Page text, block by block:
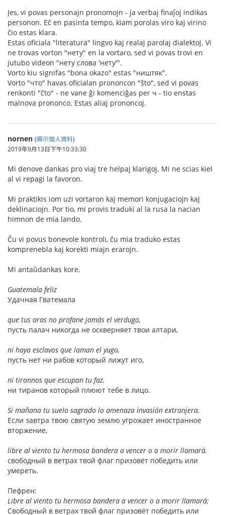
Jes, vi povas personajn pronomojn - ja verbaj finaĵoj indikas
personon. Eĉ en pasinta tempo, kiam porolas viro kaj virino
ĉio estas klara.
Estas oficiala "literatura" lingvo kaj realaj parolaj dialektoj. Vi
ne trovas vorton "нету" en la vortaro, sed vi povas trovi en
jutubo videon "нету слова 'нету'".
Vorto kiu signifas "bona okazo" estas "ништяк".
Vorto "что" havas oficialan prononcon "ŝto", sed vi povas
renkonti "ĉto" - ne vane ĝi komenciĝas per ч - tio enstas
malnova prononco. Estas aliaj prononcoj.
nornen (顯示個人資料)
2019年9月13日下午10:33:30
Mi denove dankas pro viaj tre helpaj klarigoj. Mi ne scias kiel
al vi repagi la favoron.
Mi praktikis iom uzi vortaron kaj memori konjugaciojn kaj
deklinaciojn. Por tio, mi provis traduki al la rusa la nacian
himnon de mia lando.
Ĉu vi povus bonevole kontroli, ĉu mia traduko estas
komprenebla kaj korekti miajn erarojn.
Mi antaŭdankas kore.
Guatemala feliz
Удачная Гватемала
que tus aras no profane jamás el verdugo,
пусть палач никогда не оскверняет твои алтари,
ni haya esclavos que laman el yugo,
пусть нет ни рабов который лижут иго,
ni tirannos que escupan tu faz.
ни тиранов который плюют тебе в лицо.
Si mañana tu suelo sagrado lo amenaza invasión extranjera,
Если завтра твою святую землю угрожает иностранное
вторжение,
libre al viento tu hermosa bandera a vencer o a morir llamará.
свободный в ветрах твой флаг призовёт победить или
умереть.
Пефрен:
Libre al viento tu hermosa bandera a vencer o a morir llamará;
Свободный в ветрах твой флаг призовёт победить или